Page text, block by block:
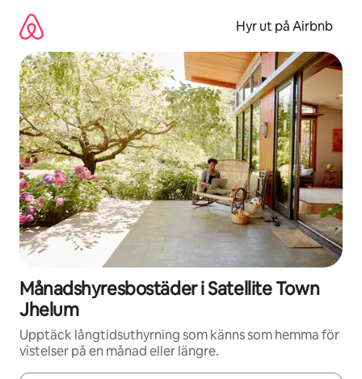
innehåll
Hyr ut på Airbnb
Månadshyresbostäder i Satellite Town
Jhelum
Upptäck långtidsuthyrning som känns som hemma för
vistelser på en månad eller längre.